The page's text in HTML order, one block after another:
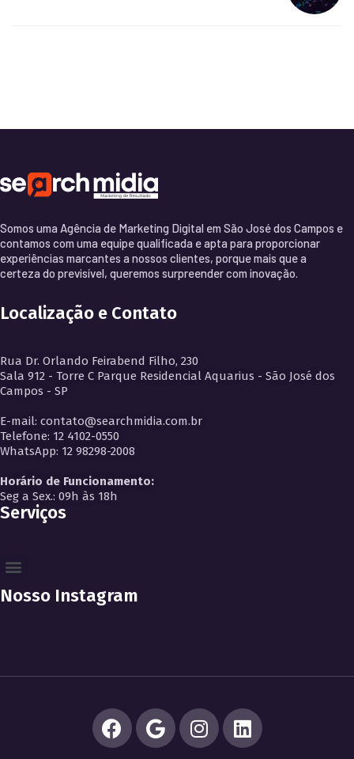
Somos uma Agência de Marketing Digital em São José dos Campos e
contamos com uma equipe qualificada e apta para proporcionar
experiências marcantes a nossos clientes, porque mais que a
certeza do previsível, queremos surpreender com inovação.
Localização e Contato
Rua Dr. Orlando Feirabend Filho, 230
Sala 912 - Torre C Parque Residencial Aquarius - São José dos
Campos - SP
E-mail: contato@searchmidia.com.br
Telefone: 12 4102-0550
WhatsApp: 12 98298-2008
Horário de Funcionamento:
Seg a Sex.: 09h às 18h
Serviços
Nosso Instagram